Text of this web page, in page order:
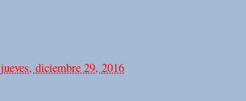
jueves, diciembre 29, 2016